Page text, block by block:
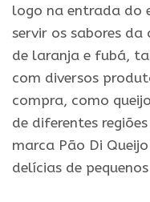
logo na entrada do
servir os sabores
de laranja e fubá,
com diversos
compra, como
de diferentes regiões
marca Pão Di
delícias de